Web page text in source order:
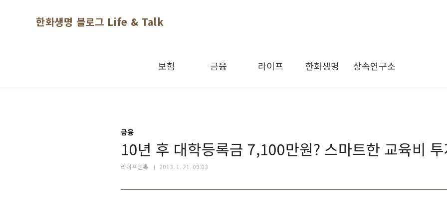
한화생명 블로그 Life & Talk
보험 금융 라이프 한화생명 상속연구소
금융
10년 후 대학등록금 7,100만원? 스마트한 교육비
라이프앤톡 2013. 1. 21. 09:03